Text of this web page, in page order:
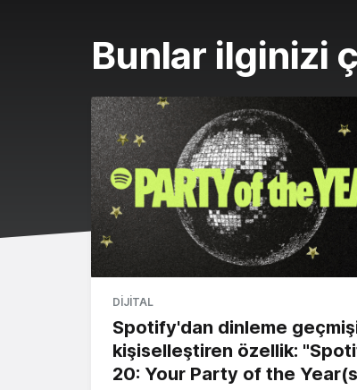
Bunlar ilginizi
DIJITAL
Spotify'dan dinleme
kişiselleştiren özellik:
20: Your Party of the